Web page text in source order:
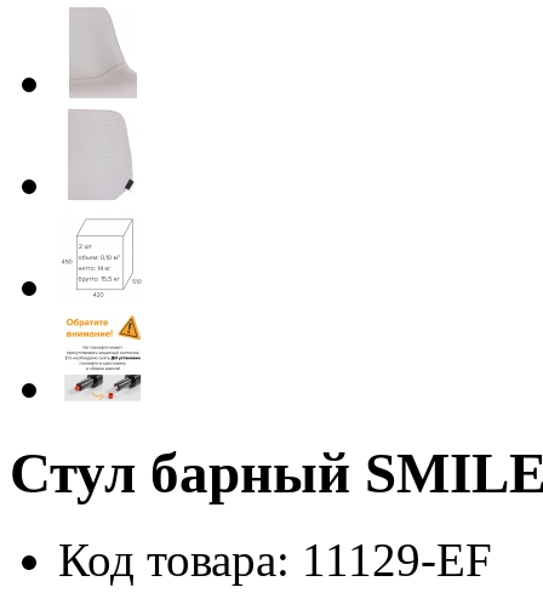
Стул барный
Код товара: 11129-EF